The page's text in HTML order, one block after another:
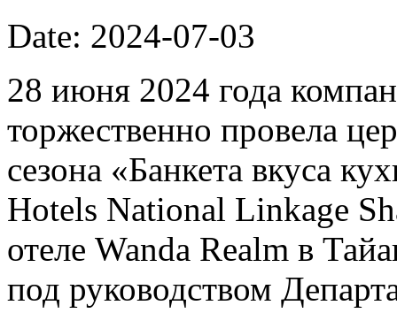
Date: 2024-07-03
28 июня 2024 года
торжественно провела
сезона «Банкета вкуса
Hotels National Linkage
отеле Wanda Realm в
под руководством